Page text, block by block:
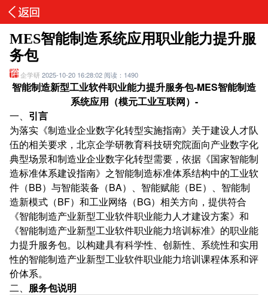
MES智能制造系统应用职业能力提升服
务包
企学研2025-10-20 16:28:02 阅读：1490
智能制造新型工业软件职业能力提升服务包-MES智能制造
系统应用（模元工业互联网）-
一、 引言
为落实《制造业企业数字化转型实施指南》关于建设人才队
伍的相关要求，北京企学研教育科技研究院面向产业数字化
典型场景和制造业企业数字化转型需要，依据《国家智能制
造标准体系建设指南》之智能制造标准体系结构中的工业软
件（BB）与智能装备（BA）、智能赋能（BE）、智能制
造新模式（BF）和工业网络（BG）相关方向，提供符合
《智能制造产业新型工业软件职业能力人才建设方案》和
《智能制造产业新型工业软件职业能力培训标准》的职业能
力提升服务包。以构建具有科学性、创新性、系统性和实用
性的智能制造产业新型工业软件职业能力培训课程体系和评
价体系。
二、 服务包说明